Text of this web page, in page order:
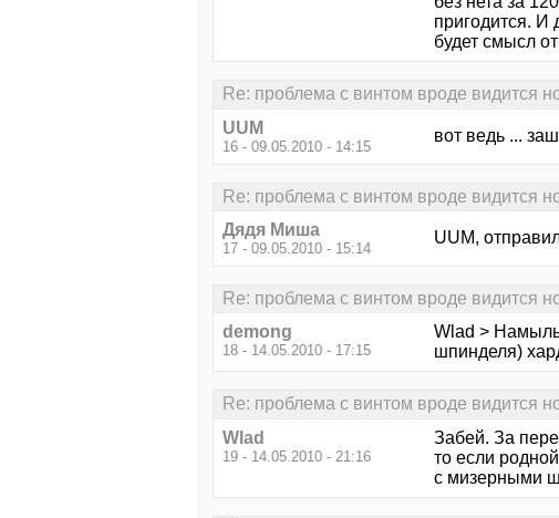
пригодится. И
будет смысл
Re: проблема с винтом вроде видится
UUM
16 - 09.05.2010 - 14:15
вот ведь ...
Re: проблема с винтом вроде видится
Дядя Миша
17 - 09.05.2010 - 15:14
UUM,
Re: проблема с винтом вроде видится
demong
18 - 14.05.2010 - 17:15
Wlad >
шпинделя)
Re: проблема с винтом вроде видится
Wlad
19 - 14.05.2010 - 21:16
Забей. За
то если
с мизерными